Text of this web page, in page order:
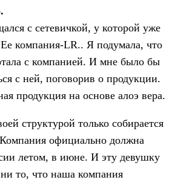
с сетевичкой, у которой уже
компания-LR.. Я подумала, что
с компанией. И мне было бы
с ней, поговорив о продукции.
продукция на основе алоэ вера.
структурой только собирается
официально должна
летом, в июне. И эту девушку
то, что наша компания